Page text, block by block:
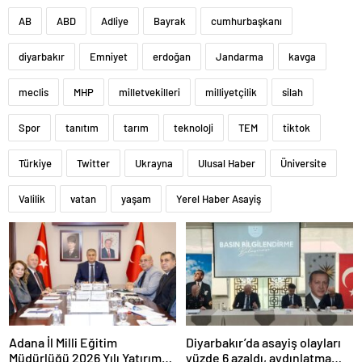
AB ABD Adliye Bayrak cumhurbaşkanı
diyarbakır Emniyet erdoğan Jandarma kavga
meclis MHP milletvekilleri milliyetçilik silah
Spor tanıtım tarım teknoloji TEM tiktok
Türkiye Twitter Ukrayna Ulusal Haber Üniversite
Valilik vatan yaşam Yerel Haber Asayiş
Adana İl Milli Eğitim
Müdürlüğü 2026 Yılı Yatırım
Diyarbakır’da asayiş olayları
yüzde 6 azaldı, aydınlatma